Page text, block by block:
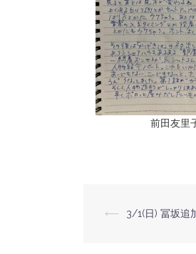
前田友里
投
⟵ 3/1(日) 冨坂追